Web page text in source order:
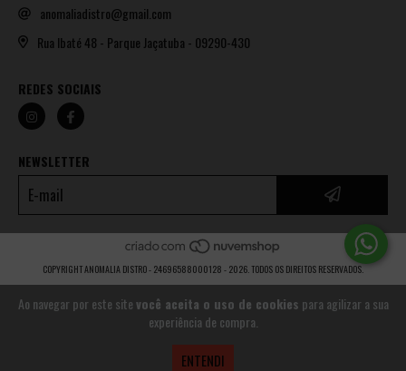
Ao navegar por este sitevocê aceita o uso de cookies para agilizar a sua
experiência de compra.
ENTENDI
anomaliadistro@gmail.com
Rua Ibaté 48 - Parque Jaçatuba - 09290-430
REDES SOCIAIS
NEWSLETTER
COPYRIGHT ANOMALIA DISTRO - 24696588000128 - 2026. TODOS OS DIREITOS RESERVADOS.